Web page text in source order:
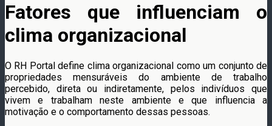
Fatores que influenciam o
clima organizacional
O RH Portal define clima organizacional como um conjunto de
propriedades mensuráveis do ambiente de trabalho
percebido, direta ou indiretamente, pelos indivíduos que
vivem e trabalham neste ambiente e que influencia a
motivação e o comportamento dessas pessoas.